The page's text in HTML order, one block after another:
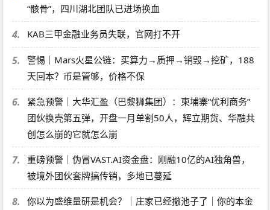
“骸骨”，四川湖北团队已进场换血
4. KAB三甲金融业务员失联，官网打不开
5.
警惕｜Mars火星公链：买算力→质押→销毁→挖矿，188
天回本？币是管够，价格不保
6.
紧急预警｜大华汇盈（巴黎狮集团）：柬埔寨“优利商务”
团伙换壳第五弹，开盘一月单割50人，辉立期货、华融共
创怎么崩的它就怎么崩
7.
重磅预警｜伪冒VAST.AI资金盘：刚融10亿的AI独角兽，
被境外团伙套牌搞传销，多地已蔓延
8.
你以为盛维量研是机会？｜庄家已经撤池子了｜你的本金